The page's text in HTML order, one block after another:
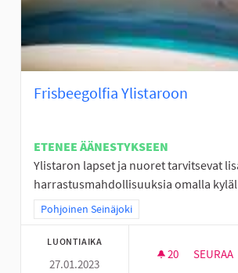
Frisbeegolfia Ylistaroon
ETENEE ÄÄNESTYKSEEN
Ylistaron lapset ja nuoret tarvitsevat
harrastusmahdollisuuksia omalla
Rajaa tulokset teeman mukaan: Pohjoinen
Pohjoinen Seinäjoki
LUONTIAIKA
27.01.2023
20 20
SEURAA